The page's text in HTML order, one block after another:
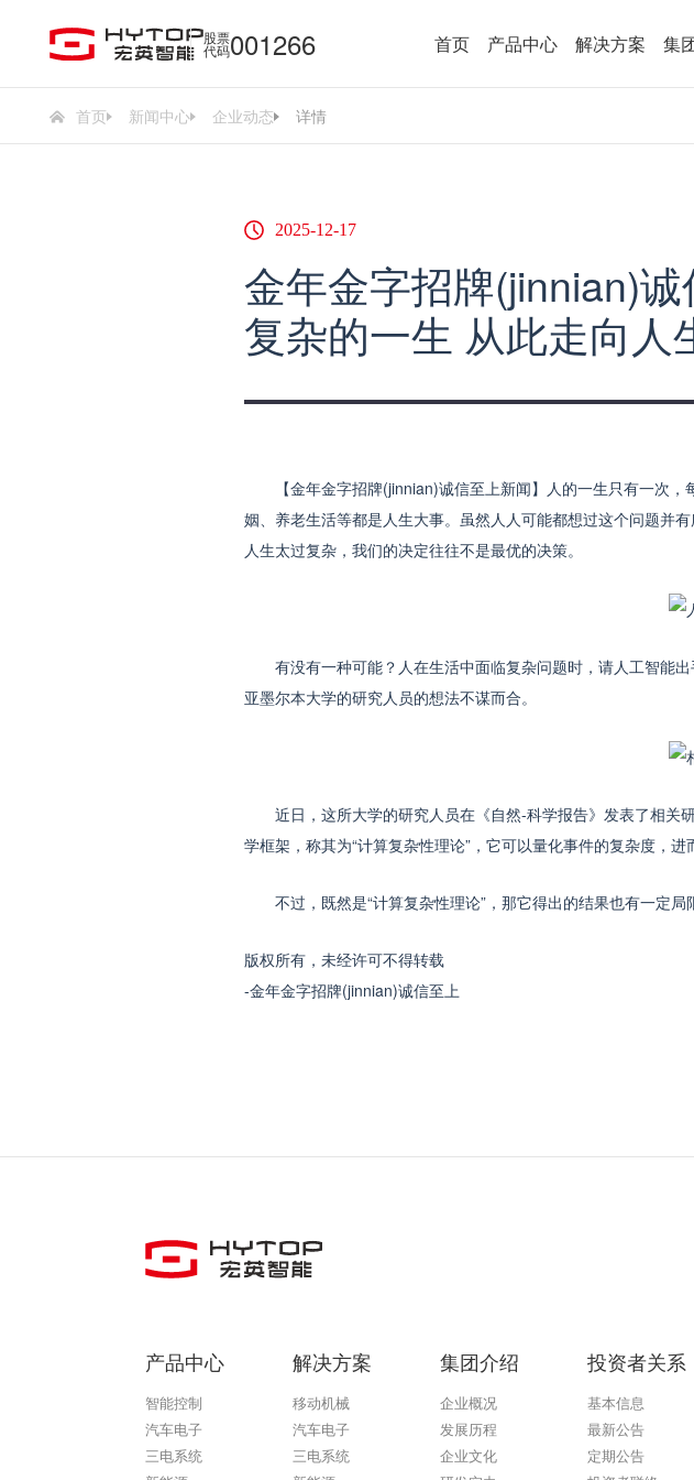
股票
代码001266 首页 产品中心 解决方案 集
首页 新闻中心 企业动态 详情
2025-12-17
金年金字招牌(jinnian)
复杂的一生 从此走向人
【金年金字招牌(jinnian)诚信至上新闻】人的一生只有一次，
姻、养老生活等都是人生大事。虽然人人可能都想过这个问题并
人生太过复杂，我们的决定往往不是最优的决策。
有没有一种可能？人在生活中面临复杂问题时，请人工智能出
亚墨尔本大学的研究人员的想法不谋而合。
近日，这所大学的研究人员在《自然-科学报告》发表了相关
学框架，称其为“计算复杂性理论”，它可以量化事件的复杂度，进
不过，既然是“计算复杂性理论”，那它得出的结果也有一定局
版权所有，未经许可不得转载
-金年金字招牌(jinnian)诚信至上
产品中心
智能控制
汽车电子
三电系统
解决方案
移动机械
汽车电子
三电系统
集团介绍
企业概况
发展历程
企业文化
投资者关系
基本信息
最新公告
定期公告